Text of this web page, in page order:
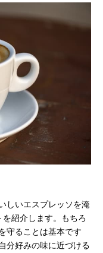
しいエスプレッソを淹
紹介します。もちろ
守ることは基本です
分好みの味に近づける